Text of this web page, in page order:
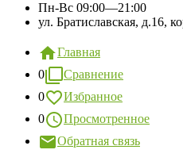
Пн-Вс 09:00—21:00
ул. Братиславская, д.16,
Главная
0
Сравнение
0
Избранное
0
Просмотренное
Обратная связь